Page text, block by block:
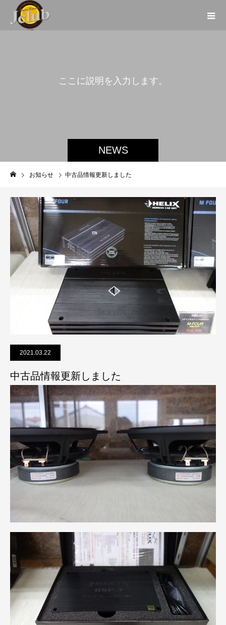
NEWS
説 明 を 入 力 し ま す
こ こ に 説明 を
お知らせ 中古品情報更新しました
2021.03.22
中古品情報更新しました